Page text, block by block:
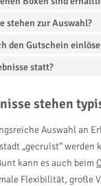
stehen zur Auswahl?
den Gutschein
statt?
stehen
Auswahl an
„gecruist“
kann es auch beim
Flexibilität, große